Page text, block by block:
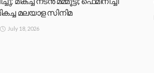
മലയാള സിനിമ
July 18, 2026